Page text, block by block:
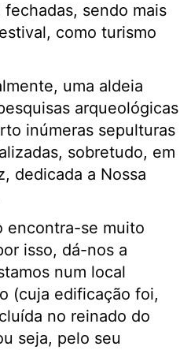
sendo mais
como turismo
uma aldeia
arqueológicas
inúmeras sepulturas
sobretudo, em
dedicada a Nossa
encontra-se muito
isso, dá-nos a
num local
(cuja edificação foi,
no reinado do
seja, pelo seu